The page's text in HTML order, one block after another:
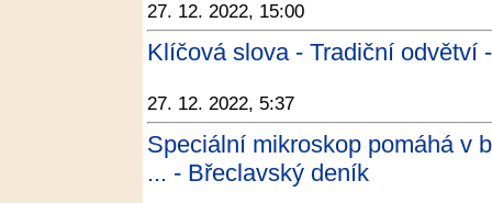
27. 12. 2022, 15:00
Klíčová slova - Tradiční odvětví
27. 12. 2022, 5:37
Speciální mikroskop pomáhá v
... - Břeclavský deník